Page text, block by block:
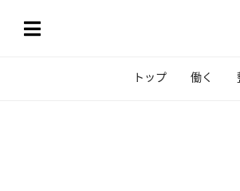
トップ 働く